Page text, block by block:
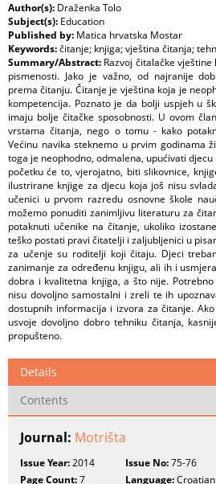
Author(s): Draženka Tolo
Subject(s): Education
Published by: Matica hrvatska Mostar
Keywords:čitanje; knjiga; vještina čitanja;
Summary/Abstract: Razvoj čitalačke
pismenosti. Jako je važno, od najranije
prema čitanju. Čitanje je vještina koja je
kompetencija. Poznato je da bolji uspjeh u
imaju bolje čitačke sposobnosti. U ovom
vrstama čitanja, nego o tomu - kako
Većinu navika steknemo u prvim godinama
toga je neophodno, odmalena, upućivati
početku će to, vjerojatno, biti slikovnice,
ilustrirane knjige za djecu koja još nisu
učenici u prvom razredu osnovne škole
možemo ponuditi zanimljivu literaturu za
potaknuti učenike na čitanje, ukoliko
teško postati pravi čitatelji i zaljubljenici u
za učenje su roditelji koji čitaju. Djeci
zanimanje za određenu knjigu, ali ih i
dobra i kvalitetna knjiga, a što nije.
nisu dovoljno samostalni i zreli te ih
dostupnih informacija i izvora za čitanje.
usvoje dovoljno dobro tehniku čitanja,
propušteno.
Details
Contents
Journal: Motrišta
Issue Year:2014 Issue No:75-76
Page Count:7 Language:Croatian